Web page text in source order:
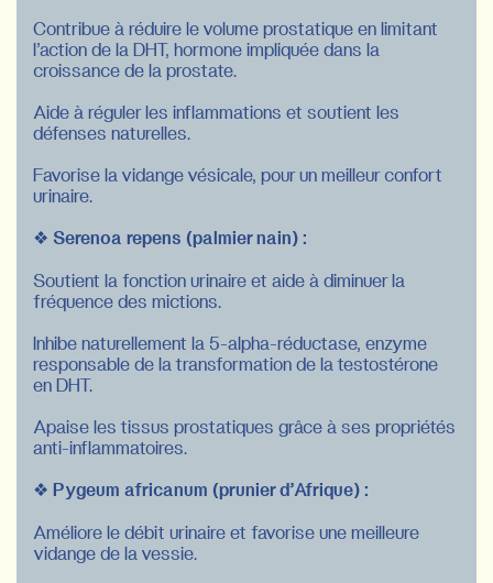
Contribue à réduire le volume prostatique en limitant
l’action de la DHT, hormone impliquée dans la
croissance de la prostate.
Aide à réguler les inflammations et soutient les
défenses naturelles.
Favorise la vidange vésicale, pour un meilleur confort
urinaire.
❖ Serenoa repens (palmier nain) :
Soutient la fonction urinaire et aide à diminuer la
fréquence des mictions.
Inhibe naturellement la 5-alpha-réductase, enzyme
responsable de la transformation de la testostérone
en DHT.
Apaise les tissus prostatiques grâce à ses propriétés
anti-inflammatoires.
❖ Pygeum africanum (prunier d’Afrique) :
Améliore le débit urinaire et favorise une meilleure
vidange de la vessie.